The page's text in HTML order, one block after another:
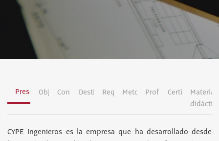
Presentación
ObjetivosContenidosDestinatariosRequisitosMetodologíaProfesoradoCertificación
Material
CYPE Ingenieros es la empresa que ha desarrollado desde